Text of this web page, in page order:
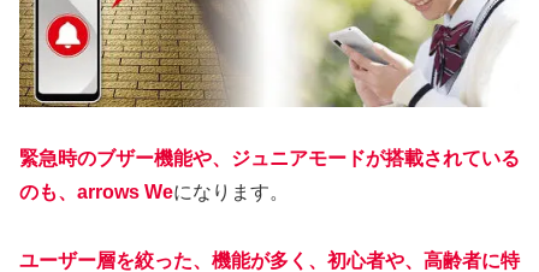
緊急時のブザー機能や、ジュニアモードが搭載されている
のも、arrows Weになります。
ユーザー層を絞った、機能が多く、初心者や、高齢者に特